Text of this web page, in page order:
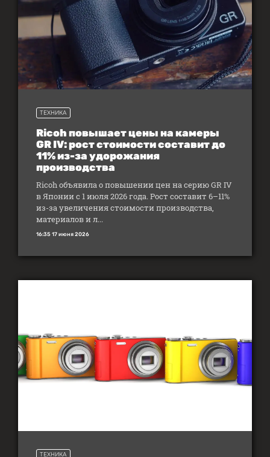
ТЕХНИКА
Ricoh повышает цены на камеры
GR IV: рост стоимости составит до
11% из-за удорожания
производства
Ricoh объявила о повышении цен на серию GR IV
в Японии с 1 июля 2026 года. Рост составит 6–11%
из-за увеличения стоимости производства,
материалов и л...
16:35 17 июня 2026
ТЕХНИКА